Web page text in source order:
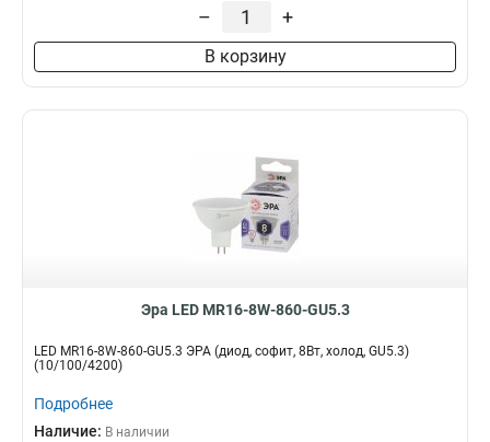
– +
В корзину
Эра LED MR16-8W-860-GU5.3
LED MR16-8W-860-GU5.3 ЭРА (диод, софит, 8Вт, холод, GU5.3)
(10/100/4200)
Подробнее
Наличие: В наличии